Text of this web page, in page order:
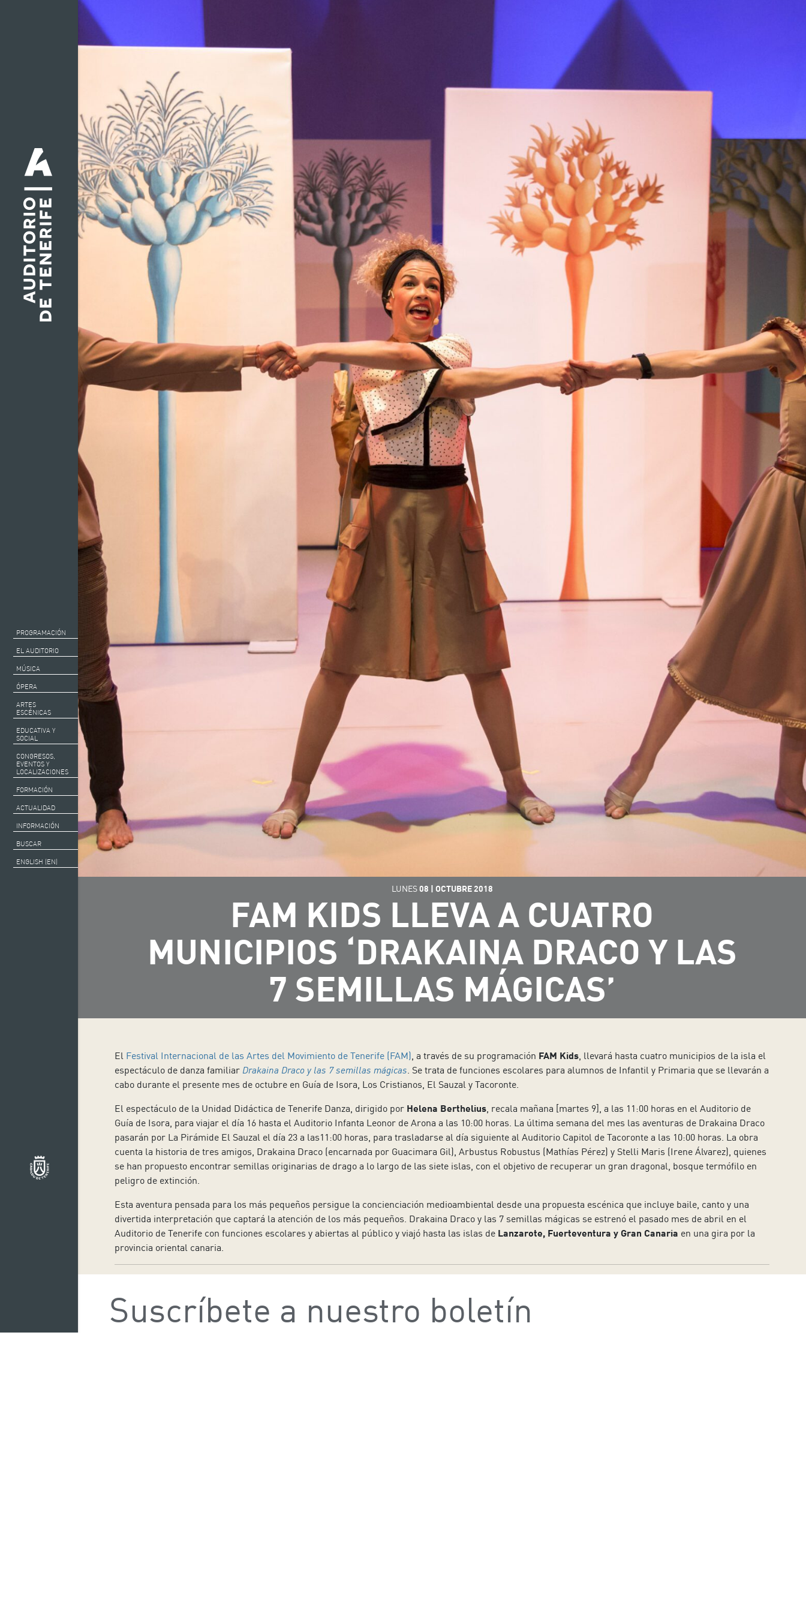
PROGRAMACIÓN
EL AUDITORIO
MÚSICA
ÓPERA
ARTES
ESCÉNICAS
EDUCATIVA Y
SOCIAL
CONGRESOS,
EVENTOS Y
LOCALIZACIONES
FORMACIÓN
ACTUALIDAD
INFORMACIÓN
BUSCAR
ENGLISH (EN)
LUNES08 | OCTUBRE 2018
FAM KIDS LLEVA A CUATRO
MUNICIPIOS ‘DRAKAINA DRACO Y LAS
7 SEMILLAS MÁGICAS’
El Festival Internacional de las Artes del Movimiento de Tenerife (FAM) , a través de su programación FAM Kids, llevará hasta cuatro municipios de la isla el
espectáculo de danza familiar Drakaina Draco y las 7 semillas mágicas . Se trata de funciones escolares para alumnos de Infantil y Primaria que se llevarán a
cabo durante el presente mes de octubre en Guía de Isora, Los Cristianos, El Sauzal y Tacoronte.
El espectáculo de la Unidad Didáctica de Tenerife Danza, dirigido porHelena Berthelius, recala mañana [martes 9], a las 11:00 horas en el Auditorio de
Guía de Isora, para viajar el día 16 hasta el Auditorio Infanta Leonor de Arona a las 10:00 horas. La última semana del mes las aventuras de Drakaina Draco
pasarán por La Pirámide El Sauzal el día 23 a las11:00 horas, para trasladarse al día siguiente al Auditorio Capitol de Tacoronte a las 10:00 horas. La obra
cuenta la historia de tres amigos, Drakaina Draco (encarnada por Guacimara Gil), Arbustus Robustus (Mathías Pérez) y Stelli Maris (Irene Álvarez), quienes
se han propuesto encontrar semillas originarias de drago a lo largo de las siete islas, con el objetivo de recuperar un gran dragonal, bosque termófilo en
peligro de extinción.
Esta aventura pensada para los más pequeños persigue la concienciación medioambiental desde una propuesta escénica que incluye baile, canto y una
divertida interpretación que captará la atención de los más pequeños. Drakaina Draco y las 7 semillas mágicas se estrenó el pasado mes de abril en el
Auditorio de Tenerife con funciones escolares y abiertas al público y viajó hasta las islas deLanzarote, Fuerteventura y Gran Canaria en una gira por la
provincia oriental canaria.
Suscríbete a nuestro boletín